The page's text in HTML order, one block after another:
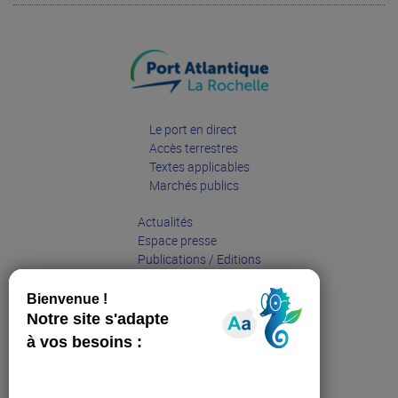
Conseil Consultatif Scientifique
Le port en direct
Accès terrestres
Textes applicables
Marchés publics
Actualités
Espace presse
Publications / Editions
Partenaires